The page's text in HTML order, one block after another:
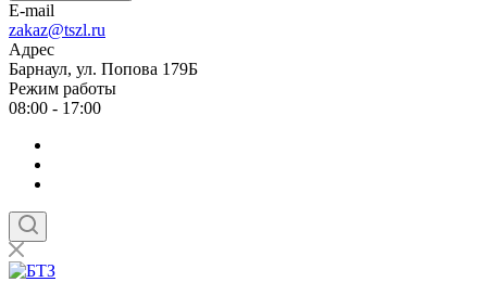
E-mail
zakaz@tszl.ru
Адрес
Барнаул, ул. Попова 179Б
Режим работы
08:00 - 17:00